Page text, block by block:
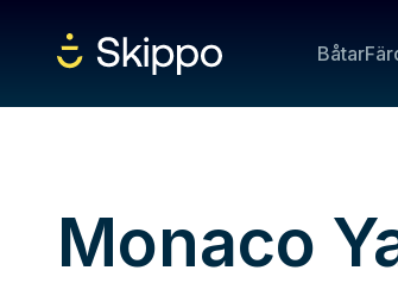
Båtar
Monaco